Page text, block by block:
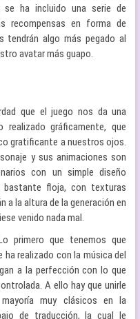
se ha incluido una serie de
recompensas en forma de
tendrán algo más pegado al
avatar más guapo.
que el juego nos da una
gráficamente, que
gratificante a nuestros ojos.
y sus animaciones son
con un simple diseño
floja, con texturas
a la altura de la generación en
venido nada mal.
primero que tenemos que
realizado con la música del
a la perfección con lo que
A ello hay que unirle
muy clásicos en la
de traducción, la cual le